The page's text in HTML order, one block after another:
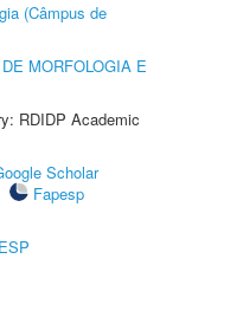
(Câmpus de
MORFOLOGIA E
RDIDP Academic
Scholar
Fapesp